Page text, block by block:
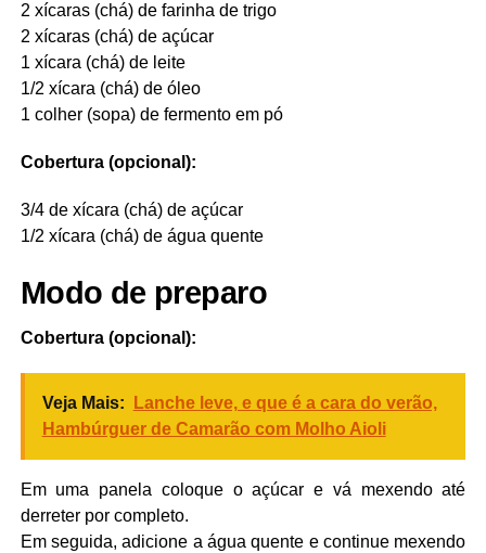
2 xícaras (chá) de farinha de trigo
2 xícaras (chá) de açúcar
1 xícara (chá) de leite
1/2 xícara (chá) de óleo
1 colher (sopa) de fermento em pó
Cobertura (opcional):
3/4 de xícara (chá) de açúcar
1/2 xícara (chá) de água quente
Modo de preparo
Cobertura (opcional):
Veja Mais:
Lanche leve, e que é a cara do verão,
Hambúrguer de Camarão com Molho Aioli
Em uma panela coloque o açúcar e vá mexendo até
derreter por completo.
Em seguida, adicione a água quente e continue mexendo